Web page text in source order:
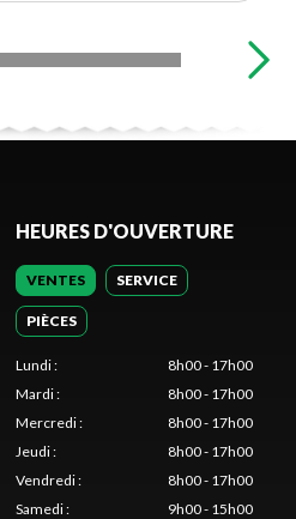
HEURES D'OUVERTURE
VENTES SERVICE
PIÈCES
Lundi:
8h00 - 17h00
Mardi:
8h00 - 17h00
Mercredi:
8h00 - 17h00
Jeudi:
8h00 - 17h00
Vendredi:
8h00 - 17h00
Samedi:
9h00 - 15h00